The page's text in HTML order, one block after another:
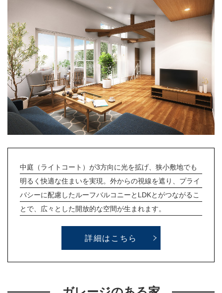
中庭（ライトコート）が3方向に光を拡げ、狭小敷地でも
明るく快適な住まいを実現。外からの視線を遮り、プライ
バシーに配慮したルーフバルコニーとLDKとがつながるこ
とで、広々とした開放的な空間が生まれます。
詳細はこちら